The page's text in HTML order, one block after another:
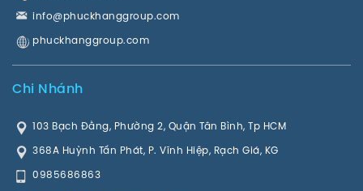
info@phuckhanggroup.com
phuckhanggroup.com
Chi Nhánh
103 Bạch Đằng, Phường 2, Quận Tân Bình, Tp HCM
368A Huỳnh Tấn Phát, P. Vĩnh Hiệp, Rạch Giá, KG
0985686863